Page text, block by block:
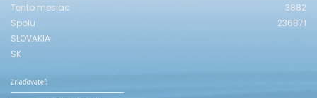
Tento mesiac
3882
Spolu
236871
SLOVAKIA
SK